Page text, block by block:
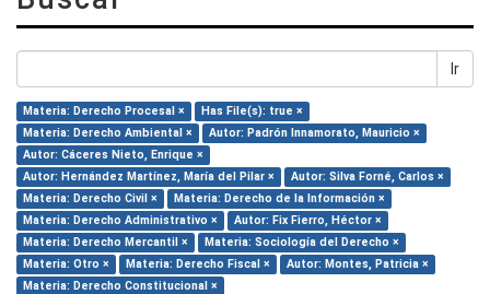
Ir
Materia: Derecho Procesal ×
Has File(s): true ×
Materia: Derecho Ambiental ×
Autor: Padrón Innamorato, Mauricio ×
Autor: Cáceres Nieto, Enrique ×
Autor: Hernández Martínez, María del Pilar ×
Autor: Silva Forné, Carlos ×
Materia: Derecho Civil ×
Materia: Derecho de la Información ×
Materia: Derecho Administrativo ×
Autor: Fix Fierro, Héctor ×
Materia: Derecho Mercantil ×
Materia: Sociología del Derecho ×
Materia: Otro ×
Materia: Derecho Fiscal ×
Autor: Montes, Patricia ×
Materia: Derecho Constitucional ×